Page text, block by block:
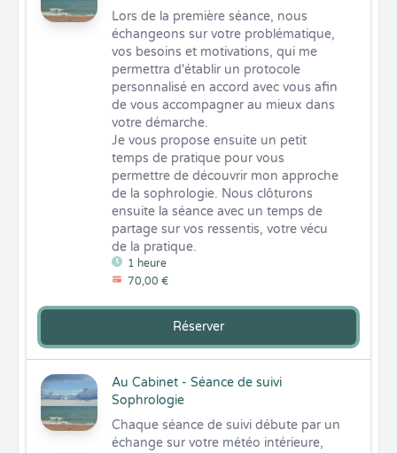
1 heure
70,00 €
Lors de la première séance, nous
échangeons sur votre problématique,
vos besoins et motivations, qui me
permettra d'établir un protocole
personnalisé en accord avec vous afin
de vous accompagner au mieux dans
votre démarche.
Je vous propose ensuite un petit
temps de pratique pour vous
permettre de découvrir mon approche
de la sophrologie. Nous clôturons
ensuite la séance avec un temps de
partage sur vos ressentis, votre vécu
de la pratique.
Réserver
Au Cabinet - Séance de suivi
Sophrologie
Chaque séance de suivi débute par un
échange sur votre météo intérieure,